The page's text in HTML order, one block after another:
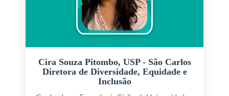
Cira Souza Pitombo, USP - São Carlos
Diretora de Diversidade, Equidade e
Inclusão